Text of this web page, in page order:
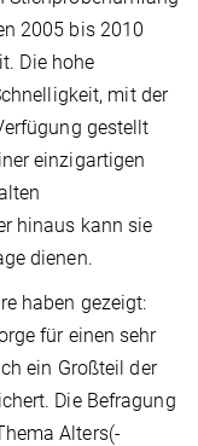
2005 bis 2010
Die hohe
mit der
gestellt
einzigartigen
hinaus kann sie
dienen.
haben gezeigt:
für einen sehr
ein Großteil der
Die Befragung
Alters(-